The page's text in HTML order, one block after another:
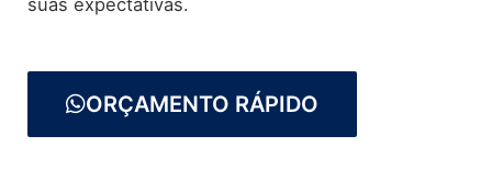
ORÇAMENTO RÁPIDO